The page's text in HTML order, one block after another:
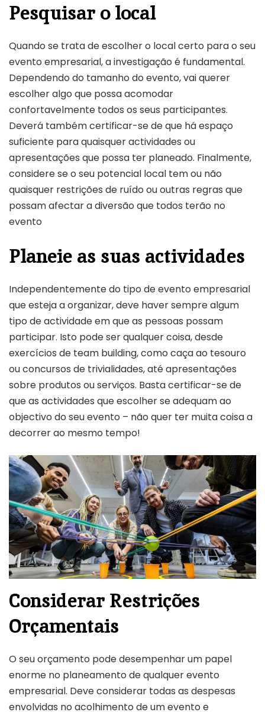
Pesquisar o local
Quando se trata de escolher o local certo para o seu
evento empresarial, a investigação é fundamental.
Dependendo do tamanho do evento, vai querer
escolher algo que possa acomodar
confortavelmente todos os seus participantes.
Deverá também certificar-se de que há espaço
suficiente para quaisquer actividades ou
apresentações que possa ter planeado. Finalmente,
considere se o seu potencial local tem ou não
quaisquer restrições de ruído ou outras regras que
possam afectar a diversão que todos terão no
evento
Planeie as suas actividades
Independentemente do tipo de evento empresarial
que esteja a organizar, deve haver sempre algum
tipo de actividade em que as pessoas possam
participar. Isto pode ser qualquer coisa, desde
exercícios de team building, como caça ao tesouro
ou concursos de trivialidades, até apresentações
sobre produtos ou serviços. Basta certificar-se de
que as actividades que escolher se adequam ao
objectivo do seu evento – não quer ter muita coisa a
decorrer ao mesmo tempo!
Considerar Restrições
Orçamentais
O seu orçamento pode desempenhar um papel
enorme no planeamento de qualquer evento
empresarial. Deve considerar todas as despesas
envolvidas no acolhimento de um evento e